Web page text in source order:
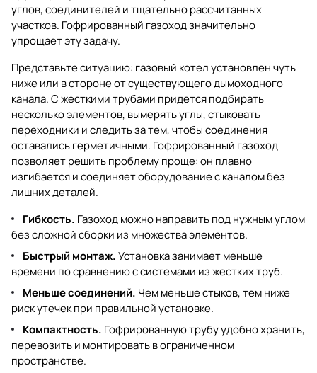
углов, соединителей и тщательно рассчитанных
участков. Гофрированный газоход значительно
упрощает эту задачу.
Представьте ситуацию: газовый котел установлен чуть
ниже или в стороне от существующего дымоходного
канала. С жесткими трубами придется подбирать
несколько элементов, вымерять углы, стыковать
переходники и следить за тем, чтобы соединения
оставались герметичными. Гофрированный газоход
позволяет решить проблему проще: он плавно
изгибается и соединяет оборудование с каналом без
лишних деталей.
Гибкость. Газоход можно направить под нужным углом
без сложной сборки из множества элементов.
Быстрый монтаж.Установка занимает меньше
времени по сравнению с системами из жестких труб.
Меньше соединений. Чем меньше стыков, тем ниже
риск утечек при правильной установке.
Компактность. Гофрированную трубу удобно хранить,
перевозить и монтировать в ограниченном
пространстве.